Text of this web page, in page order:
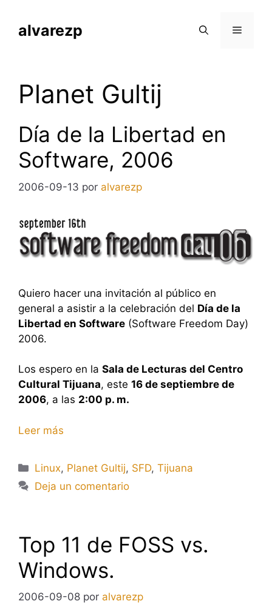
contenido
alvarezp Menú
Planet Gultij
Día de la Libertad en
Software, 2006
2006-09-13 por alvarezp
Quiero hacer una invitación al público en
general a asistir a la celebración del Día de la
Libertad en Software (Software Freedom Day)
2006.
Los espero en la Sala de Lecturas del Centro
Cultural Tijuana, este 16 de septiembre de
2006, a las 2:00 p. m.
Leer más
Categorías
Linux, Planet Gultij, SFD,Tijuana
Deja un comentario
Top 11 de FOSS vs.
Windows.
2006-09-08 por alvarezp